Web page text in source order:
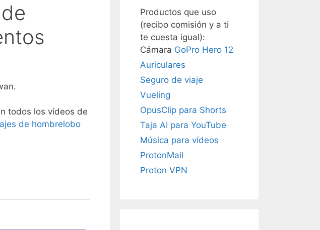
todos los vídeos de
de hombrelobo
Productos que uso
(recibo comisión y a ti
te cuesta igual):
Cámara GoPro Hero 12
Auriculares
Seguro de viaje
Vueling
OpusClip para Shorts
Taja AI para YouTube
Música para vídeos
ProtonMail
Proton VPN